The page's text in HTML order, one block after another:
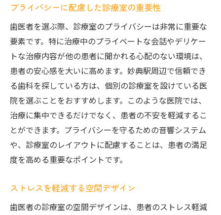
プライバシーに配慮した診療室の重要性
歯医者を選ぶ際、診療室のプライバシーは非常に重要な
要素です。特に治療中のプライベートな会話やデリケー
トな治療内容が他の患者に聞かれる心配のない環境は、
患者の安心感を大いに高めます。妙典駅周辺で信頼でき
る歯科を探している方は、個別の診療室を設けている医
院を選ぶことをおすすめします。このような医院では、
治療に集中できるだけでなく、患者の不安を軽減するこ
とができます。プライバシーを守るための音響システム
や、診療室のレイアウトに配慮することは、患者の満足
度を高める重要なポイントです。
ストレスを軽減する空間デザイン
歯医者の診療室の空間デザインは、患者のストレス軽減